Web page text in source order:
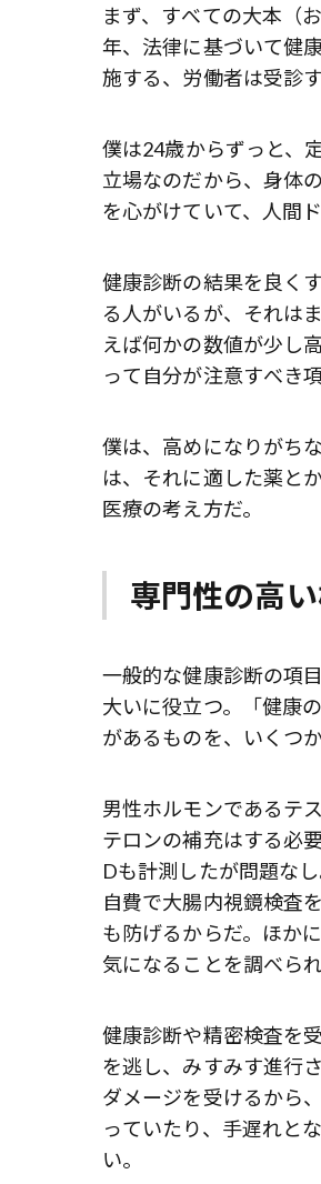
まず、すべての大本 （
年、法律に基づいて健
施する、労働者は受診
僕は24歳からずっと、
立場なのだから、身体
を心がけていて、人間
健康診断の結果を良く
る人がいるが、それは
えば何かの数値が少し
って自分が注意すべき
僕は、高めになりがち
は、それに適した薬と
医療の考え方だ。
専門性の高
一般的な健康診断の項
大いに役立つ。「健康
があるものを、いくつ
男性ホルモンであるテ
テロンの補充はする必
Dも計測したが問題な
自費で大腸内視鏡検査
も防げるからだ。ほか
気になることを調べら
健康診断や精密検査を
を逃し、みすみす進行
ダメージを受けるから
っていたり、手遅れと
い。